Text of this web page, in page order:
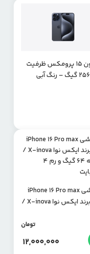
آیفون ۱۵ پرومکس ظرفیت
۲۵۶ گیگ – رنگ آبی
گوشی iPhone 16 Pro max
Mini برند ایکس نوا X-inova /
12,000,000
تومان